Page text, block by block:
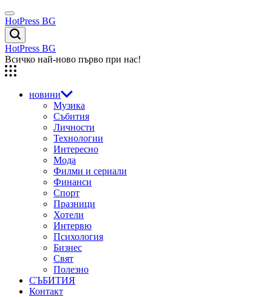
Skip
to
content
Menu
HotPress BG
Търсене
HotPress BG
Всичко най-ново първо при нас!
новини
Музика
Събития
Личности
Технологии
Интересно
Мода
Филми и сериали
Финанси
Спорт
Празници
Хотели
Интервю
Психология
Бизнес
Свят
Полезно
СЪБИТИЯ
Контакт